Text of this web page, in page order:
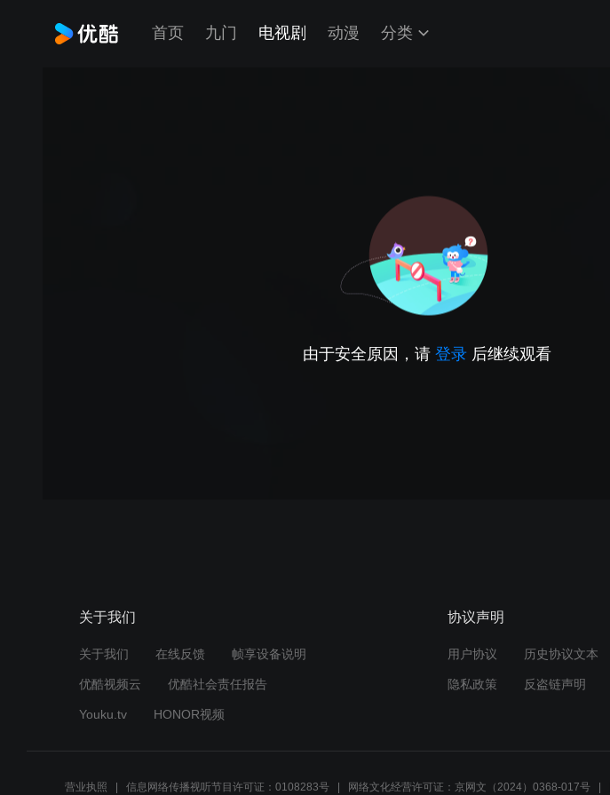
首页 九门 电视剧 动漫 分类
由于安全原因，请 登录 后继续观看
关于我们
关于我们 在线反馈 帧享设备说明
优酷视频云 优酷社会责任报告
Youku.tv HONOR视频
协议声明
用户协议 历史协议文本
隐私政策 反盗链声明
营业执照 信息网络传播视听节目许可证：0108283号 网络文化经营许可证：京网文（2024）0368-017号